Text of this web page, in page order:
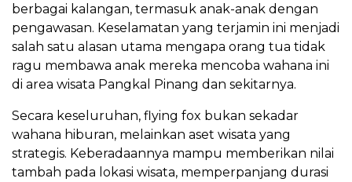
berbagai kalangan, termasuk anak-anak dengan
pengawasan. Keselamatan yang terjamin ini menjadi
salah satu alasan utama mengapa orang tua tidak
ragu membawa anak mereka mencoba wahana ini
di area wisata Pangkal Pinang dan sekitarnya.
Secara keseluruhan, flying fox bukan sekadar
wahana hiburan, melainkan aset wisata yang
strategis. Keberadaannya mampu memberikan nilai
tambah pada lokasi wisata, memperpanjang durasi